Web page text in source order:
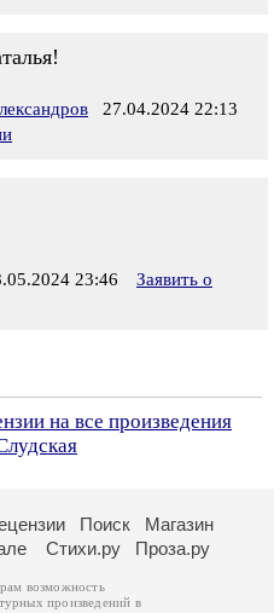
27.04.2024 22:13
23:46
Заявить о
на все произведения
Поиск
Магазин
Стихи.ру Проза.ру
возможность
произведений в